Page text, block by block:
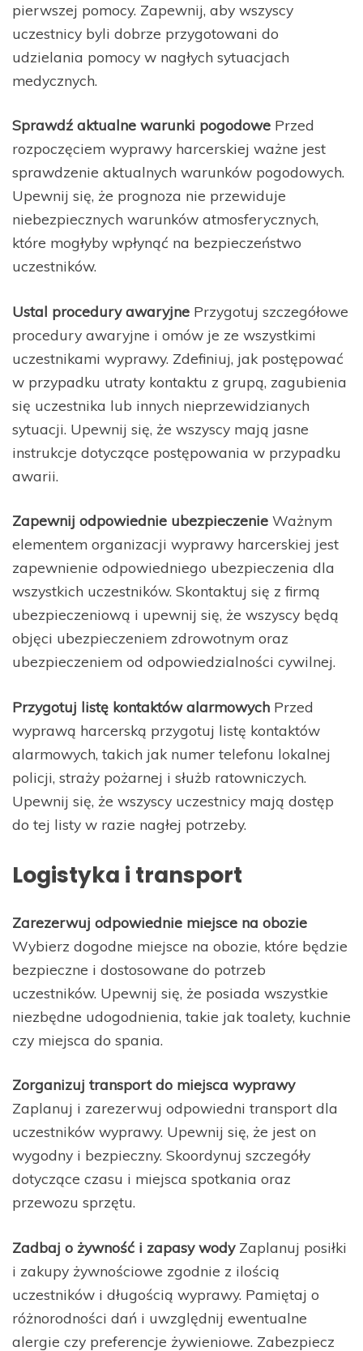
pierwszej pomocy. Zapewnij, aby wszyscy
uczestnicy byli dobrze przygotowani do
udzielania pomocy w nagłych sytuacjach
medycznych.
Sprawdź aktualne warunki pogodowe Przed
rozpoczęciem wyprawy harcerskiej ważne jest
sprawdzenie aktualnych warunków pogodowych.
Upewnij się, że prognoza nie przewiduje
niebezpiecznych warunków atmosferycznych,
które mogłyby wpłynąć na bezpieczeństwo
uczestników.
Ustal procedury awaryjne Przygotuj szczegółowe
procedury awaryjne i omów je ze wszystkimi
uczestnikami wyprawy. Zdefiniuj, jak postępować
w przypadku utraty kontaktu z grupą, zagubienia
się uczestnika lub innych nieprzewidzianych
sytuacji. Upewnij się, że wszyscy mają jasne
instrukcje dotyczące postępowania w przypadku
awarii.
Zapewnij odpowiednie ubezpieczenie Ważnym
elementem organizacji wyprawy harcerskiej jest
zapewnienie odpowiedniego ubezpieczenia dla
wszystkich uczestników. Skontaktuj się z firmą
ubezpieczeniową i upewnij się, że wszyscy będą
objęci ubezpieczeniem zdrowotnym oraz
ubezpieczeniem od odpowiedzialności cywilnej.
Przygotuj listę kontaktów alarmowych Przed
wyprawą harcerską przygotuj listę kontaktów
alarmowych, takich jak numer telefonu lokalnej
policji, straży pożarnej i służb ratowniczych.
Upewnij się, że wszyscy uczestnicy mają dostęp
do tej listy w razie nagłej potrzeby.
Logistyka i transport
Zarezerwuj odpowiednie miejsce na obozie
Wybierz dogodne miejsce na obozie, które będzie
bezpieczne i dostosowane do potrzeb
uczestników. Upewnij się, że posiada wszystkie
niezbędne udogodnienia, takie jak toalety, kuchnie
czy miejsca do spania.
Zorganizuj transport do miejsca wyprawy
Zaplanuj i zarezerwuj odpowiedni transport dla
uczestników wyprawy. Upewnij się, że jest on
wygodny i bezpieczny. Skoordynuj szczegóły
dotyczące czasu i miejsca spotkania oraz
przewozu sprzętu.
Zadbaj o żywność i zapasy wodyZaplanuj posiłki
i zakupy żywnościowe zgodnie z ilością
uczestników i długością wyprawy. Pamiętaj o
różnorodności dań i uwzględnij ewentualne
alergie czy preferencje żywieniowe. Zabezpiecz